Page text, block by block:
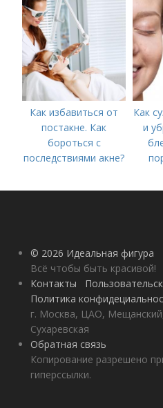
акне и удаления
рубцов и шрамов
постакне
Как избавиться от
постакне. Как
бороться с
последствиями акне?
Как
и
© 2026 Идеальная фигура
Всё чтобы быть красивой!
Контакты
Политика
г. Москва, ЦАО,
Сухаревская
Обратная связь
Копирование разрешено
гиперссылки.